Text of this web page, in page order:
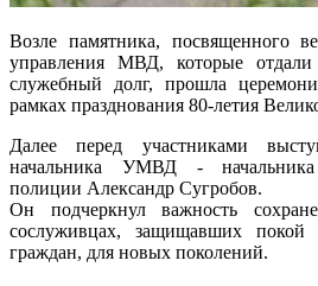
Возле памятника, посвященного
управления МВД, которые
служебный долг, прошла
рамках празднования 80-летия
Далее перед участниками
начальника УМВД -
полиции Александр Сугробов.
Он подчеркнул важность
сослуживцах, защищавших покой
граждан, для новых поколений.